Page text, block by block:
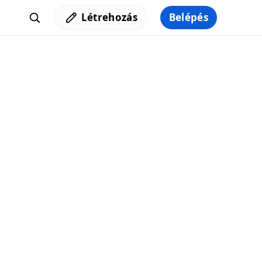
Létrehozás Belépés